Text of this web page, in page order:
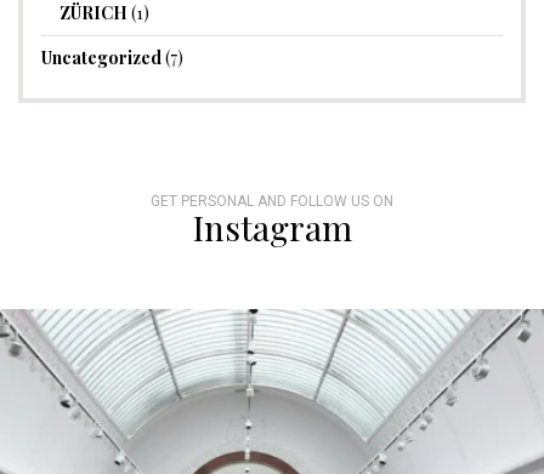
ZÜRICH (1)
Uncategorized(7)
GET PERSONAL AND FOLLOW US ON
Instagram